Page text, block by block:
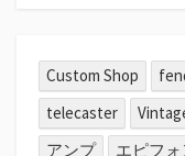
Custom Shop
telecaster
アンプ
エピフォ